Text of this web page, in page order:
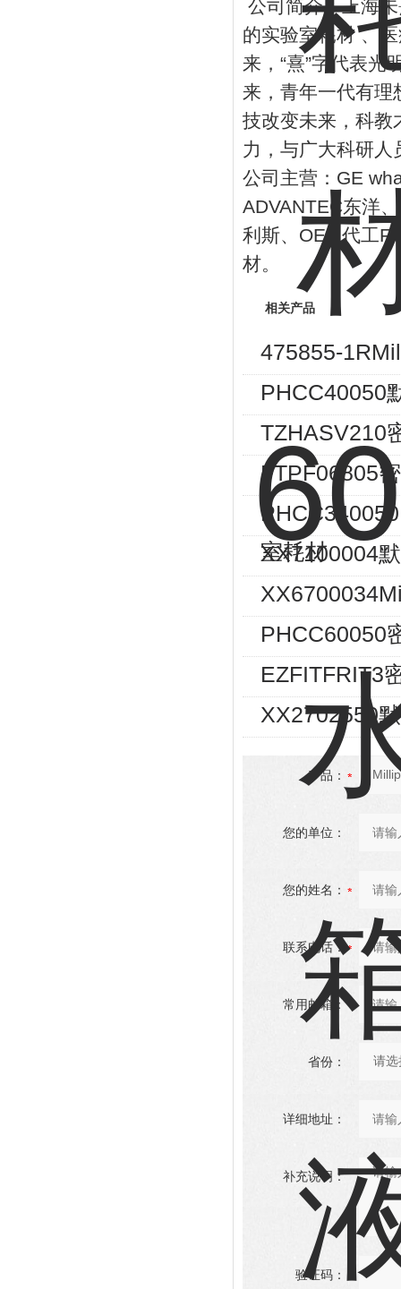
公司简介：上海
的实验室耗材 、
来， “熹”字代表光
来，青年一代有理
技改变未来，科教
力，与广大科研人
公司主营： GE
ADVANTEC东洋
利斯、 OEM代工
材。
相关产品
475855-
PHCC40050
TZHASV210
FTPF06805
室耗材
XX7100004
PHCC60050
EZFITFRIT3
XX2702550
产品：
您的单位：
您的姓名：
联系电话：
常用邮箱：
省份：
详细地址：
补充说明：
验证码：